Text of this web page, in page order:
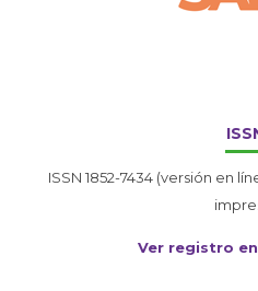
ISSN 1852-7434 (versión en
Ver registro